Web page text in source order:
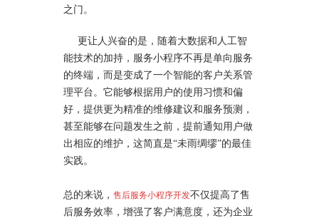
之门。
更让人兴奋的是，随着大数据和人工智
能技术的加持，服务小程序不再是单向服务
的终端，而是变成了一个智能的客户关系管
理平台。它能够根据用户的使用习惯和偏
好，提供更为精准的维修建议和服务预测，
甚至能够在问题发生之前，提前通知用户做
出相应的维护，这简直是“未雨绸缪”的最佳
实践。
总的来说， 售后服务小程序开发不仅提高了售
后服务效率，增强了客户满意度，还为企业